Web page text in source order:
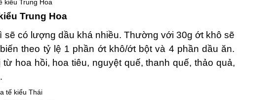
Trung Hoa
sẽ có lượng dầu khá nhiều. Thường với 30g ớt khô sẽ
theo tỷ lệ 1 phần ớt khô/ớt bột và 4 phần dầu ăn.
hoa hồi, hoa tiêu, nguyệt quế, thanh quế, thảo quả,